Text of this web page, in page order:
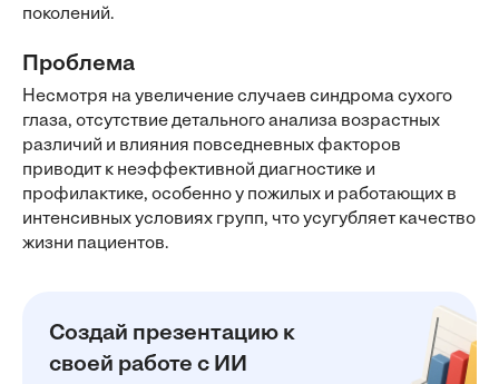
поколений.
Проблема
Несмотря на увеличение случаев синдрома сухого
глаза, отсутствие детального анализа возрастных
различий и влияния повседневных факторов
приводит к неэффективной диагностике и
профилактике, особенно у пожилых и работающих в
интенсивных условиях групп, что усугубляет качество
жизни пациентов.
Создай презентацию к
своей работе с ИИ